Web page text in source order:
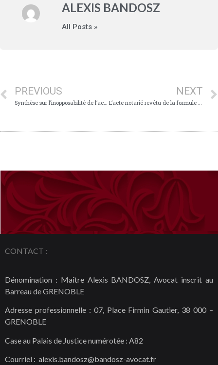
ALEXIS BANDOSZ
All Posts »
PREVIOUS
Synthèse sur l’inopposabilité de l’acte de cautionnement de la caution personne physique du fait de sa disproportion manifeste à ses biens et revenus
NEXT
L’acte notarié revêtu de la formule exécutoire ne permet pas nécessairement de mobiliser des mesures d’exécution forcée à l’encontre de la caution personne physique
CONTACT :
Dénomination : Maître Alexis BANDOSZ, Avocat inscrit au
Barreau de GRENOBLE
Adresse professionnelle : 07, Place Firmin Gautier, 38 000 –
GRENOBLE
Case au Palais de Justice numérotée : A82
Courriel : alexis.bandosz@bandosz-avocat.fr